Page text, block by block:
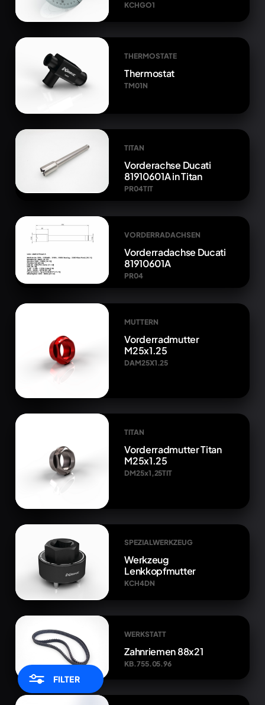
FILTER
KCHGO1
THERMOSTATE
Thermostat
TM01N
TITAN
Vorderachse Ducati
81910601A in Titan
PR04TIT
VORDERRADACHSEN
Vorderradachse Ducati
81910601A
PR04
MUTTERN
Vorderradmutter
M25x1.25
DAM25X1.25
TITAN
Vorderradmutter Titan
M25x1.25
DM25x1,25TIT
SPEZIALWERKZEUG
Werkzeug
Lenkkopfmutter
KCH4DN
WERKSTATT
Zahnriemen 88x21
KB.755.05.96